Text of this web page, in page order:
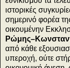
ιστορικές
σημερινό φορέα
οικουμένην
από κάθε
υπεροχή, ούτε